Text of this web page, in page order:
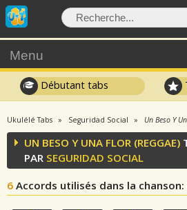
Menu
Débutant tabs
Ukulélé Tabs Seguridad Social Un Beso Y
UN BESO Y UNA FLOR (REGGAE)
PAR SEGURIDAD SOCIAL
6 Accords utilisés dans la chanson